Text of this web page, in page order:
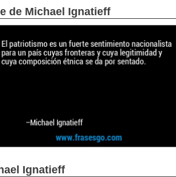
de Michael Ignatieff
Ignatieff